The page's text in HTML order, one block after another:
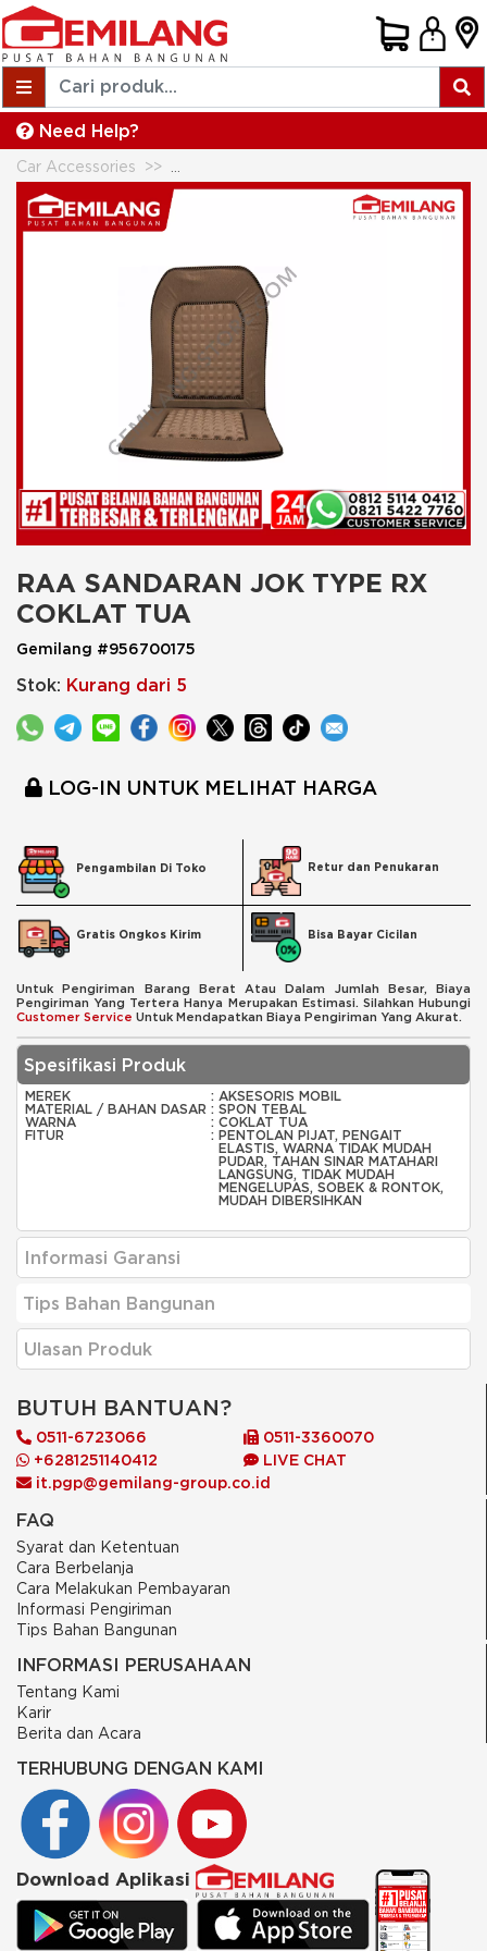
Need Help?
Car Accessories
RAA SANDARAN JOK TYPE RX
COKLAT TUA
Gemilang #956700175
Stok: Kurang dari 5
LOG-IN UNTUK MELIHAT HARGA
Pengambilan Di Toko Retur dan Penukaran
Gratis Ongkos Kirim Bisa Bayar Cicilan
Untuk Pengiriman Barang Berat Atau Dalam Jumlah Besar, Biaya
Pengiriman Yang Tertera Hanya Merupakan Estimasi. Silahkan Hubungi
Customer Service Untuk Mendapatkan Biaya Pengiriman Yang Akurat.
Spesifikasi Produk
MEREK : AKSESORIS MOBIL
MATERIAL / BAHAN DASAR : SPON TEBAL
WARNA
: COKLAT TUA
FITUR
: PENTOLAN PIJAT, PENGAIT
ELASTIS, WARNA TIDAK MUDAH
PUDAR, TAHAN SINAR MATAHARI
LANGSUNG, TIDAK MUDAH
MENGELUPAS, SOBEK & RONTOK,
MUDAH DIBERSIHKAN
Informasi Garansi
Tips Bahan Bangunan
Ulasan Produk
BUTUH BANTUAN?
0511-6723066
0511-3360070
+6281251140412
LIVE CHAT
it.pgp@gemilang-group.co.id
FAQ
Syarat dan Ketentuan
Cara Berbelanja
Cara Melakukan Pembayaran
Informasi Pengiriman
Tips Bahan Bangunan
INFORMASI PERUSAHAAN
Tentang Kami
Karir
Berita dan Acara
TERHUBUNG DENGAN KAMI
Download Aplikasi